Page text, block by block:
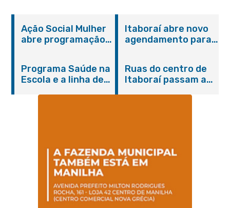
Ação Social Mulher
abre programação
serviços gratuitos e
orientações
Itaboraí abre novo
agendamento para
Programa Saúde na
Escola e a linha de
Magalhães Seabra
Ruas do centro de
Itaboraí passam a